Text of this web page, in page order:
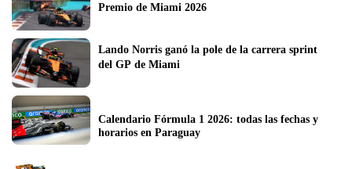
Premio de Miami 2026
Lando Norris ganó la pole de la carrera sprint
del GP de Miami
Calendario Fórmula 1 2026: todas las fechas y
horarios en Paraguay